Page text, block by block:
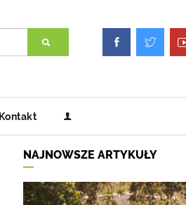
Kontakt
NAJNOWSZE ARTYKUŁY